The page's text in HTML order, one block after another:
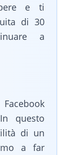
e ti
di 30
a
questo
di un
a far